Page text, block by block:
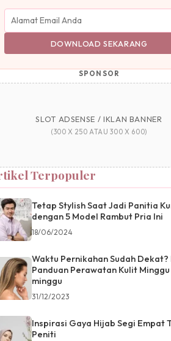
DOWNLOAD SEKARANG
SPONSOR
SLOT ADSENSE / IKLAN BANNER
(300 X 250 ATAU 300 X 600)
Terpopuler
Tetap Stylish Saat Jadi Panitia
dengan 5 Model Rambut Pria Ini
18/06/2024
Waktu Pernikahan Sudah Dekat?
Panduan Perawatan Kulit
minggu
31/12/2023
Inspirasi Gaya Hijab Segi Empat
Peniti